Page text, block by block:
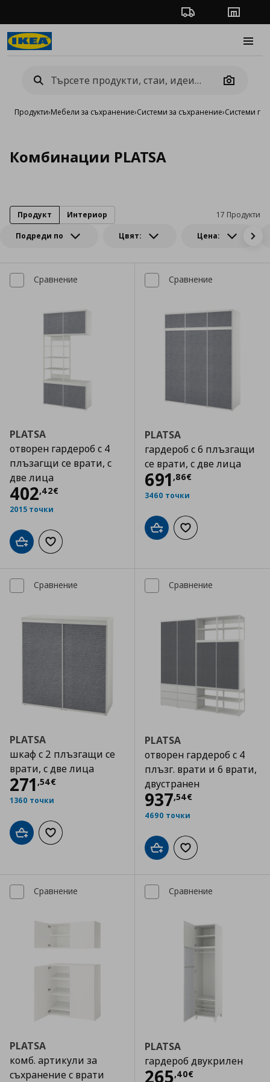
Проследяване на
Camera
Продукти›Мебели за съхранение›Системи за съхранение›Системи
Комбинации PLATSA
Подреди по Цвят: Цена:
17 Продукти
Продукт Интериор
Сравнение
PLATSA
отворен гардероб с 4
плъзагщи се врати, с
две лица
402,42€
Цена402,42 €
2015 точки
Добави в кошницата
Добави към списъка с любими
Сравнение
PLATSA
гардероб с 6 плъзгащи
се врати, с две лица
691 ,86€
Цена
3460 точки
Добави в кошницата
Добави към
Сравнение
PLATSA
шкаф с 2 плъзгащи се
врати, с две лица
271 ,54€
Цена
1360 точки
Добави в кошницата
Добави към списъка с любими
Сравнение
PLATSA
отворен гардероб с 4
плъзг. врати и 6 врати,
двустранен
937,54€
Цена
4690 точки
Добави в кошницата
Добави към
Сравнение
PLATSA
комб. артикули за
съхранение с врати
Сравнение
PLATSA
гардероб двукрилен
265,40€
Цена265,40 €